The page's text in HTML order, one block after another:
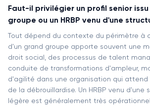
Faut-il privilégier un profil senior
groupe ou un HRBP venu d'une
Tout dépend du contexte du périmètre à
d'un grand groupe apporte souvent une
droit social, des processus de talent
conduite de transformations d'ampleur,
d'agilité dans une organisation qui
de la débrouillardise. Un HRBP venu d'une
légère est généralement très